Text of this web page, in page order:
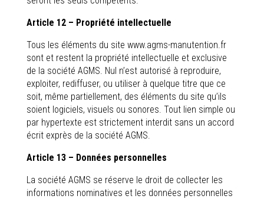
Article 12 – Propriété intellectuelle
Tous les éléments du site www.agms-manutention.fr
sont et restent la propriété intellectuelle et exclusive
de la société AGMS. Nul n’est autorisé à reproduire,
exploiter, rediffuser, ou utiliser à quelque titre que ce
soit, même partiellement, des éléments du site qu’ils
soient logiciels, visuels ou sonores. Tout lien simple ou
par hypertexte est strictement interdit sans un accord
écrit exprès de la société AGMS.
Article 13 – Données personnelles
La société AGMS se réserve le droit de collecter les
informations nominatives et les données personnelles